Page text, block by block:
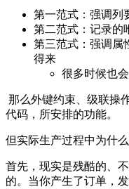
第一范式：强调列
第二范式：记录的
第三范式：强调属
得来
很多时候也
那么外键约束、级联操
代码，所安排的功能。
但实际生产过程中为什
首先，现实是残酷的、
的。当你产生了订单，